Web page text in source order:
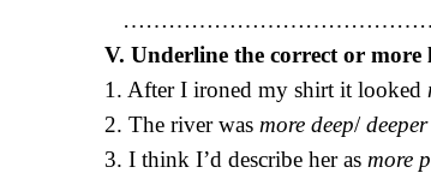
V. Underline the correct or
1. After I ironed my shirt it looked
2. The river was more deep/deeper
3. I think I’d describe her as more